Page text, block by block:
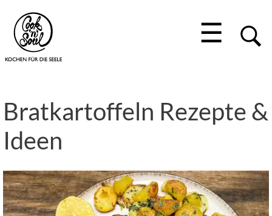
☰
Bratkartoffeln Rezepte &
Ideen